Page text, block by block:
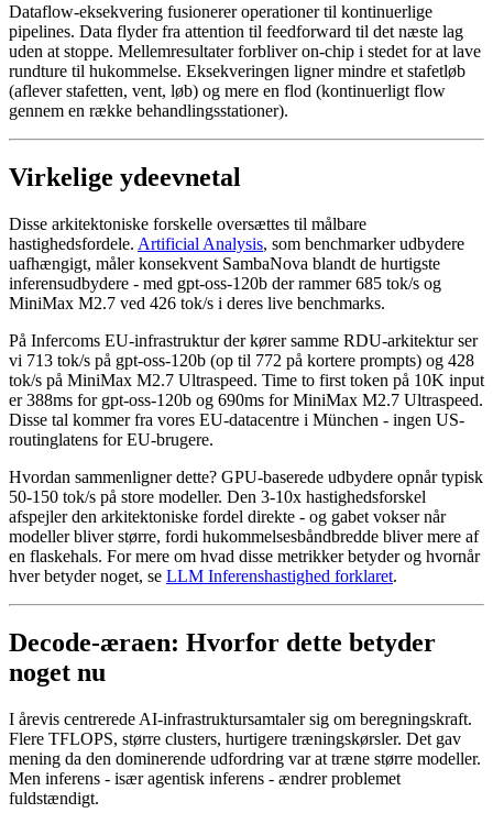
Dataflow-eksekvering fusionerer operationer til kontinuerlige
pipelines. Data flyder fra attention til feedforward til det næste lag
uden at stoppe. Mellemresultater forbliver on-chip i stedet for at lave
rundture til hukommelse. Eksekveringen ligner mindre et stafetløb
(aflever stafetten, vent, løb) og mere en flod (kontinuerligt flow
gennem en række behandlingsstationer).
Virkelige ydeevnetal
Disse arkitektoniske forskelle oversættes til målbare
hastighedsfordele. Artificial Analysis, som benchmarker udbydere
uafhængigt, måler konsekvent SambaNova blandt de hurtigste
inferensudbydere - med gpt-oss-120b der rammer 685 tok/s og
MiniMax M2.7 ved 426 tok/s i deres live benchmarks.
På Infercoms EU-infrastruktur der kører samme RDU-arkitektur ser
vi 713 tok/s på gpt-oss-120b (op til 772 på kortere prompts) og 428
tok/s på MiniMax M2.7 Ultraspeed. Time to first token på 10K input
er 388ms for gpt-oss-120b og 690ms for MiniMax M2.7 Ultraspeed.
Disse tal kommer fra vores EU-datacentre i München - ingen US-
routinglatens for EU-brugere.
Hvordan sammenligner dette? GPU-baserede udbydere opnår typisk
50-150 tok/s på store modeller. Den 3-10x hastighedsforskel
afspejler den arkitektoniske fordel direkte - og gabet vokser når
modeller bliver større, fordi hukommelsesbåndbredde bliver mere af
en flaskehals. For mere om hvad disse metrikker betyder og hvornår
hver betyder noget, se LLM Inferenshastighed forklaret.
Decode-æraen: Hvorfor dette betyder
noget nu
I årevis centrerede AI-infrastruktursamtaler sig om beregningskraft.
Flere TFLOPS, større clusters, hurtigere træningskørsler. Det gav
mening da den dominerende udfordring var at træne større modeller.
Men inferens - især agentisk inferens - ændrer problemet
fuldstændigt.